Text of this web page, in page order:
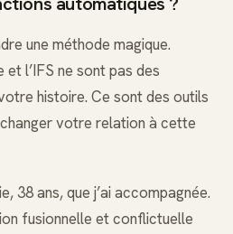
une méthode magique.
et l’IFS ne sont pas des
histoire. Ce sont des outils
votre relation à cette
38 ans, que j’ai accompagnée.
fusionnelle et conflictuelle